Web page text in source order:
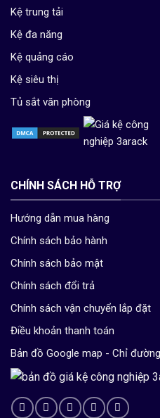
Kệ trung tải
Kệ đa năng
Kệ quảng cáo
Kệ siêu thị
Tủ sắt văn phòng
CHÍNH SÁCH HỖ TRỢ
Hướng dẫn mua hàng
Chính sách bảo hành
Chính sách bảo mật
Chính sách đổi trả
Chính sách vận chuyển lắp đặt
Điều khoản thanh toán
Bản đồ Google map - Chỉ